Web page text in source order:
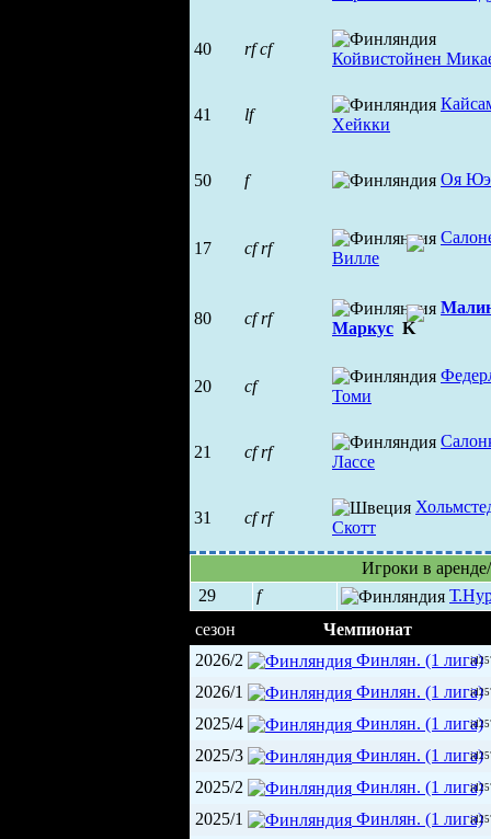
40 rf cf
Койвистойнен
41 lf
Хейкки
50 f Оя
17 cf rf
Вилле
80 cf rf
Маркус K
20 cf
Томи
21 cf rf
Лассе
31 cf rf
Скотт
Игроки в
29
f
сезон
Чемпионат
2026/2
Финлян. (1 лига)
2026/1 Финлян. (1 лига)
2025/4 Финлян. (1 лига)
2025/3 Финлян. (1 лига)
2025/2 Финлян. (1 лига)
2025/1 Финлян. (1 лига)